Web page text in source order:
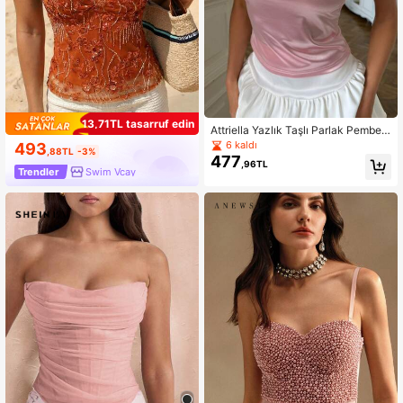
13,71TL tasarruf edin
493,88TL -3%
Trendler Swim Vcay
Attriella Yazlık Taşlı Parlak Pembe
Günlük Düğün Ziyafet Parti Tatil As
kılı Zarif Kadın Atlet
6 kaldı
477,96TL